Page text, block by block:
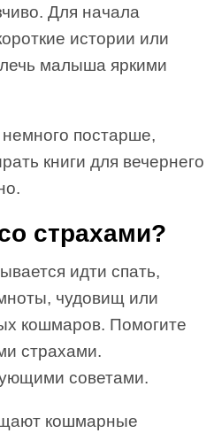
Для начала
истории или
малыша яркими
немного постарше,
книги для вечернего
страхами?
идти спать,
чудовищ или
кошмаров. Помогите
страхами.
советами.
кошмарные